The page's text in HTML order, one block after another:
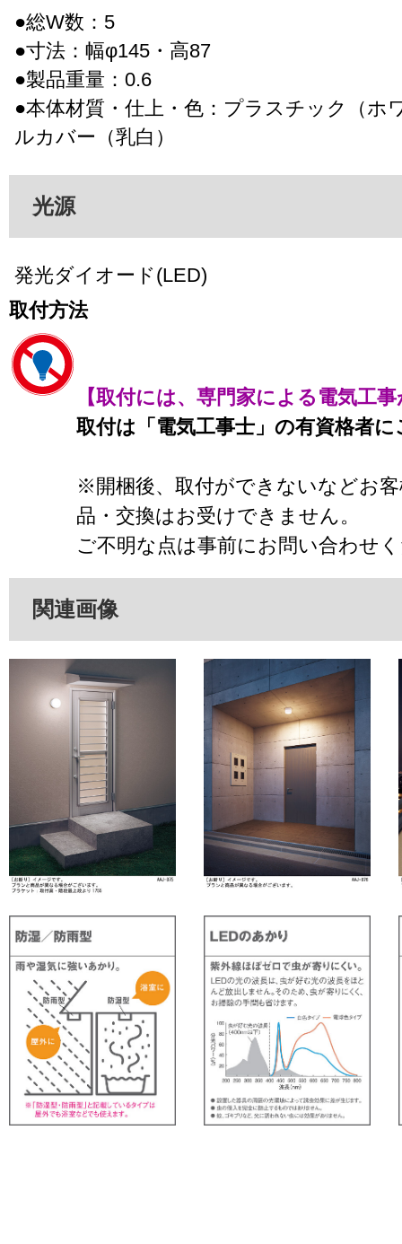
●総W数：5
●寸法：幅φ145・高87
●製品重量：0.6
●本体材質・仕上・色：プラスチック（ホ
ルカバー（乳白）
光源
発光ダイオード(LED)
取付方法
【取付には、専門家による電気工
取付は「電気工事士」の有資格者
※開梱後、取付ができないなどお
品・交換はお受けできません。
ご不明な点は事前にお問い合わせ
関連画像